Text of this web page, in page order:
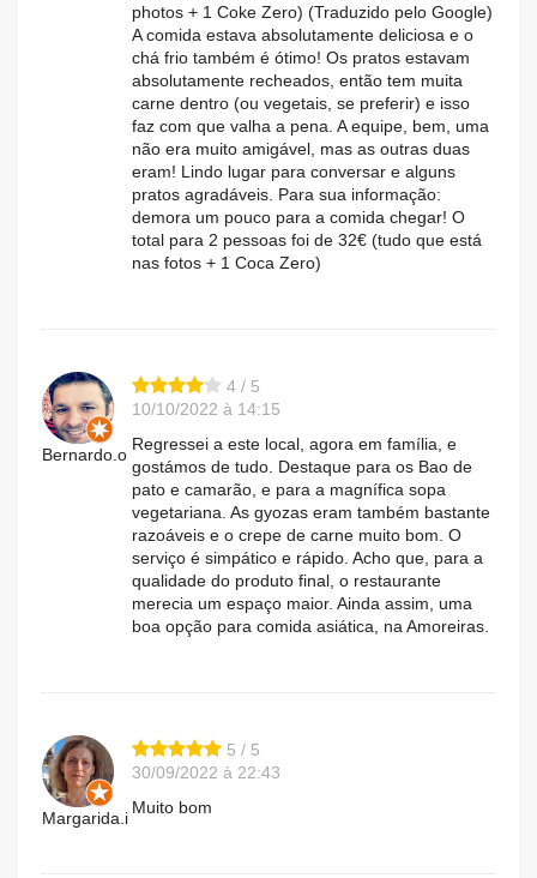
photos + 1 Coke Zero) (Traduzido pelo Google)
A comida estava absolutamente deliciosa e o
chá frio também é ótimo! Os pratos estavam
absolutamente recheados, então tem muita
carne dentro (ou vegetais, se preferir) e isso
faz com que valha a pena. A equipe, bem, uma
não era muito amigável, mas as outras duas
eram! Lindo lugar para conversar e alguns
pratos agradáveis. Para sua informação:
demora um pouco para a comida chegar! O
total para 2 pessoas foi de 32€ (tudo que está
nas fotos + 1 Coca Zero)
Bernardo.o
4 / 5
10/10/2022 à 14:15
Regressei a este local, agora em família, e
gostámos de tudo. Destaque para os Bao de
pato e camarão, e para a magnífica sopa
vegetariana. As gyozas eram também bastante
razoáveis e o crepe de carne muito bom. O
serviço é simpático e rápido. Acho que, para a
qualidade do produto final, o restaurante
merecia um espaço maior. Ainda assim, uma
boa opção para comida asiática, na Amoreiras.
Margarida.i
5 / 5
30/09/2022 à 22:43
Muito bom